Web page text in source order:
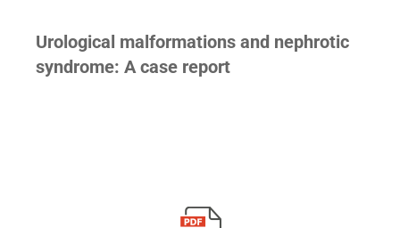
Urological malformations and nephrotic
syndrome: A case report